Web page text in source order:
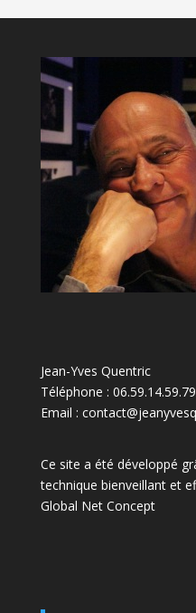
Jean-Yves Quentric
Téléphone : 06.59.14.59.79
Email :
Ce site a été développé
technique bienveillant et
Global Net Concept